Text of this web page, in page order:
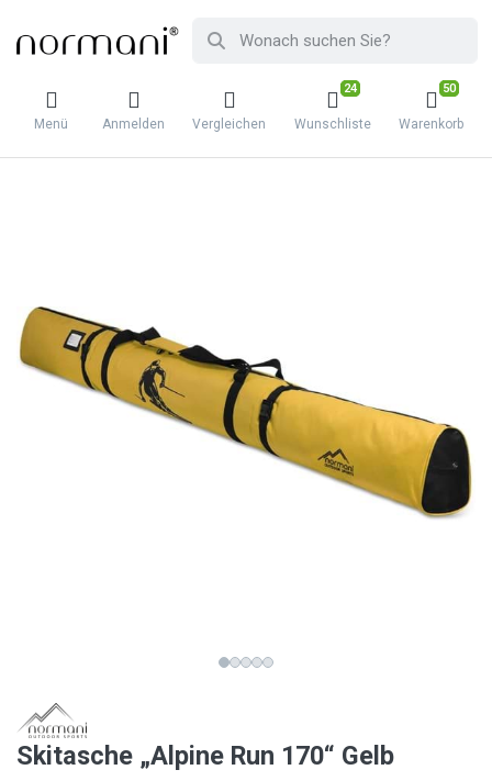
Menü Anmelden Vergleichen
24
Wunschliste
50
Warenkorb
Skitasche „Alpine Run 170“ Gelb